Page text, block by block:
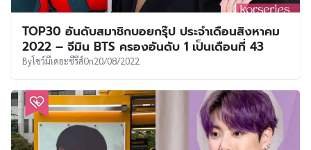
TOP30 อันดับสมาชิกบอยกรุ๊ป ประจำเดือนสิงหาคม
2022 – จีมิน BTS ครองอันดับ 1 เป็นเดือนที่ 43
Byโชว์มีเดอะซีรีส์On20/08/2022